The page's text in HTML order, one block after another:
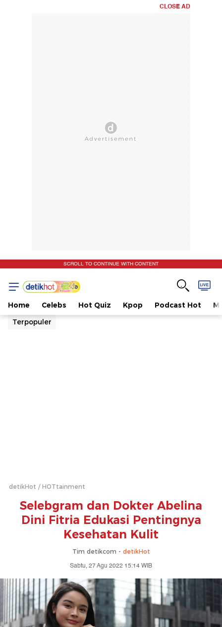
CLOSE AD
SCROLL TO CONTINUE WITH CONTENT
Home Celebs Hot Quiz Kpop Podcast Hot
Terpopuler
detikHot HOTtainment
Selebgram dan Dokter Abelina
Dini Fitria Edukasi Pentingnya
Kesehatan Kulit
Tim detikcom - detikHot
Sabtu, 27 Agu 2022 15:14 WIB